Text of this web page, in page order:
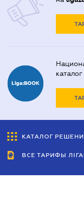
КАТАЛОГ
ВСЕ ТАРИФЫ